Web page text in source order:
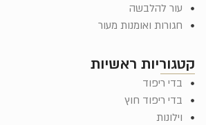
קטגוריות ראשיות
בדי ריפוד
בדי ריפוד חוץ
וילונות
עור להלבשה
חגורות ואומנות מעור